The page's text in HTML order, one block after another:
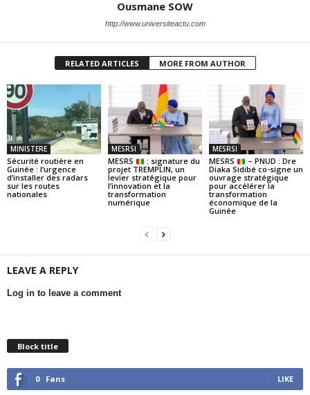
Ousmane SOW
http://www.universiteactu.com
RELATED ARTICLES MORE FROM AUTHOR
MINISTERE
Sécurité routière en
Guinée : l’urgence
d’installer des radars
sur les routes
nationales
MESRSI
MESRS
: signature du
projet TREMPLIN, un
levier stratégique pour
l’innovation et la
transformation
numérique
MESRSI
MESRS
– PNUD : Dre
Diaka Sidibé co-signe un
ouvrage stratégique
pour accélérer la
transformation
économique de la
Guinée
LEAVE A REPLY
Log in to leave a comment
Block title
0 Fans LIKE